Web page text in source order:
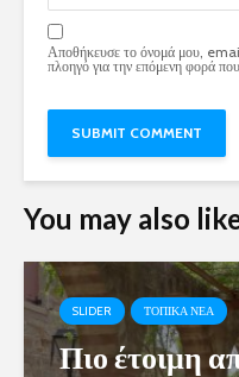
Αποθήκευσε το όνομά μου,
πλοηγό για την επόμενη φορά
You may also
SLIDER ΤΟΠΙΚΑ ΝΕΑ
Πιο έτοιμη